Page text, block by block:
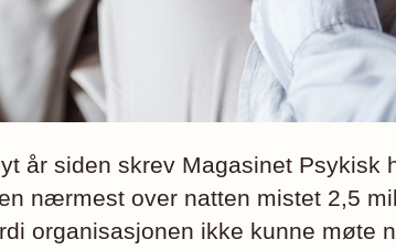
år siden skrev Magasinet Psykisk
nærmest over natten mistet 2,5
organisasjonen ikke kunne møte